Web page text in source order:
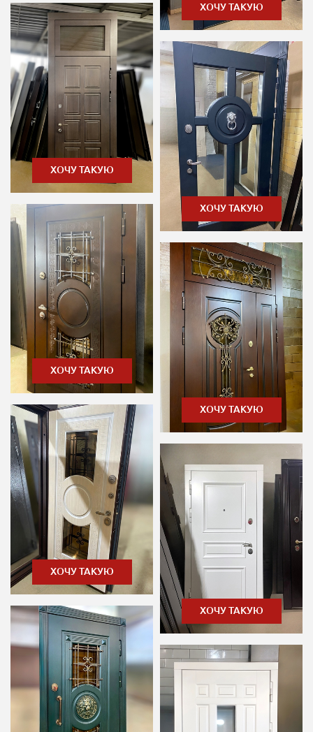
ХОЧУ ТАКУЮ
ХОЧУ ТАКУЮ
ХОЧУ ТАКУЮ
ХОЧУ ТАКУЮ
ХОЧУ ТАКУЮ
ХОЧУ ТАКУЮ
ХОЧУ ТАКУЮ